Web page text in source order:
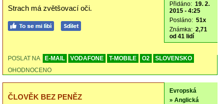
Strach má zvětšovací oči.
Přidáno: 19. 2.
2015 - 4:25
Posláno: 51x
Známka: 2,71
od 41 lidí
POSLAT NA E-MAIL VODAFONE T-MOBILE O2
SLOVENSKO
OHODNOCENO
ČLOVĚK BEZ PENĚZ
Evropská
» Anglická